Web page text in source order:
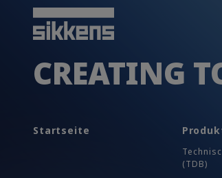
CREATING
Startseite
(TDB)